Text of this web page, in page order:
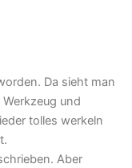
Da sieht man
und
tolles werkeln
Aber